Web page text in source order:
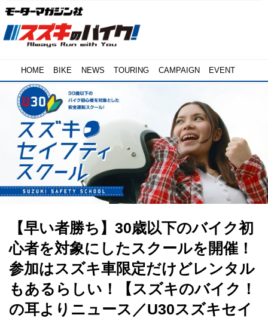
HOME BIKE NEWS TOURING CAMPAIGN EVENT
【早い者勝ち】30歳以下のバイク初
心者を対象にしたスクールを開催！
参加はスズキ車限定だけどレンタル
もあるらしい！【スズキのバイク！
の耳よりニュース／U30スズキセイ